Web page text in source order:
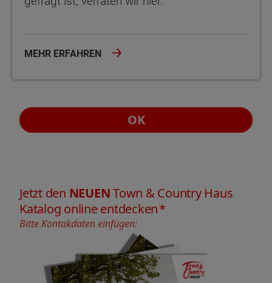
MEHR ERFAHREN